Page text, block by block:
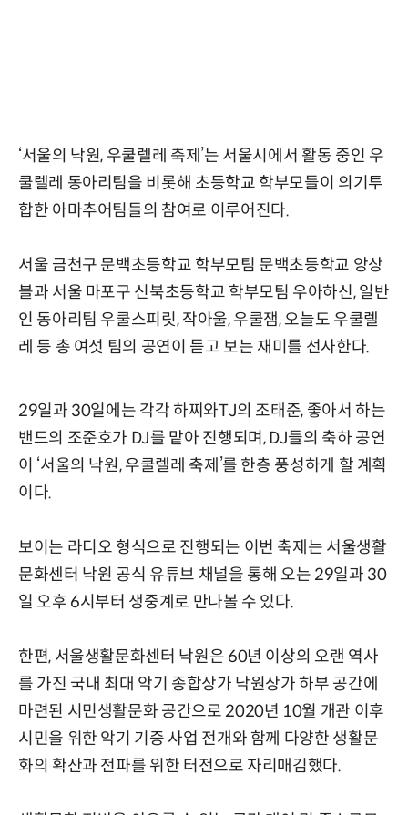
‘서울의 낙원, 우쿨렐레 축제’는 서울시에서 활동 중인 우
쿨렐레 동아리팀을 비롯해 초등학교 학부모들이 의기투
합한 아마추어팀들의 참여로 이루어진다.
서울 금천구 문백초등학교 학부모팀 문백초등학교 앙상
블과 서울 마포구 신북초등학교 학부모팀 우아하신, 일반
인 동아리팀 우쿨스피릿, 작아울, 우쿨잼, 오늘도 우쿨렐
레 등 총 여섯 팀의 공연이 듣고 보는 재미를 선사한다.
29일과 30일에는 각각 하찌와TJ의 조태준, 좋아서 하는
밴드의 조준호가 DJ를 맡아 진행되며, DJ들의 축하 공연
이 ‘서울의 낙원, 우쿨렐레 축제’를 한층 풍성하게 할 계획
이다.
보이는 라디오 형식으로 진행되는 이번 축제는 서울생활
문화센터 낙원 공식 유튜브 채널을 통해 오는 29일과 30
일 오후 6시부터 생중계로 만나볼 수 있다.
한편, 서울생활문화센터 낙원은 60년 이상의 오랜 역사
를 가진 국내 최대 악기 종합상가 낙원상가 하부 공간에
마련된 시민생활문화 공간으로 2020년 10월 개관 이후
시민을 위한 악기 기증 사업 전개와 함께 다양한 생활문
화의 확산과 전파를 위한 터전으로 자리매김했다.